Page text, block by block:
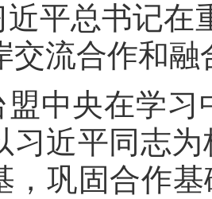
近平总书记在
交流合作和融
盟中央在学
习近平同志
，巩固合作